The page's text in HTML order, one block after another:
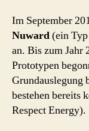
Im September
Nuward(ein
an. Bis zum Jahr
Prototypen
Grundauslegung
bestehen bereits
Respect Energy).